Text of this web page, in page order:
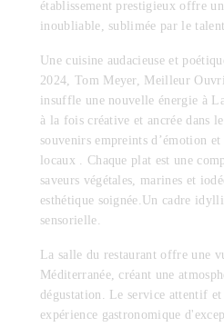
établissement prestigieux offre
inoubliable, sublimée par le
Une cuisine audacieuse et
2024, Tom Meyer, Meilleur
insuffle une nouvelle énergie à
à la fois créative et ancrée dans
souvenirs empreints d’émotion
locaux . Chaque plat est une
saveurs végétales, marines et
esthétique soignée.Un cadre
sensorielle.
La salle du restaurant offre une
Méditerranée, créant une
dégustation. Le service attentif
expérience gastronomique